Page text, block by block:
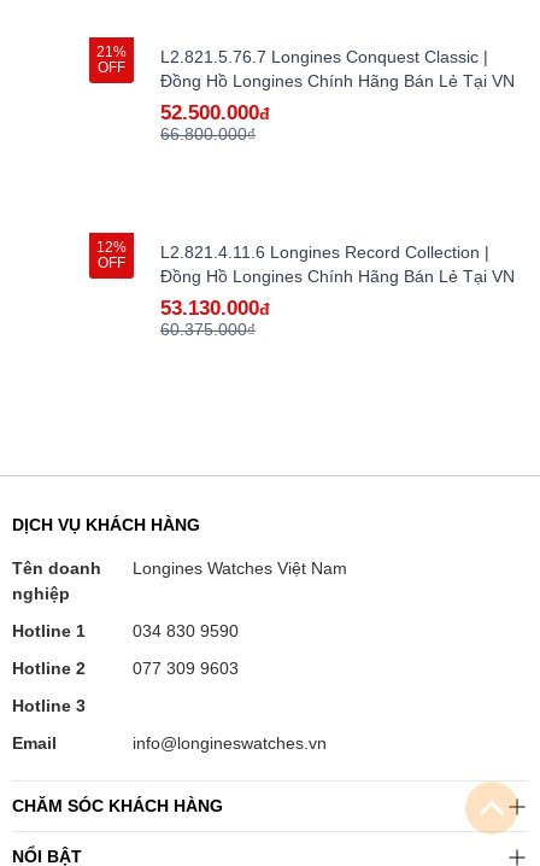
21%
OFF
L2.821.5.76.7 Longines Conquest Classic |
Đồng Hồ Longines Chính Hãng Bán Lẻ Tại VN
52.500.000đ
66.800.000₫
12%
OFF
L2.821.4.11.6 Longines Record Collection |
Đồng Hồ Longines Chính Hãng Bán Lẻ Tại VN
53.130.000đ
60.375.000₫
NỔI BẬT
CHĂM SÓC KHÁCH HÀNG
DỊCH VỤ KHÁCH HÀNG
Tên doanh
nghiệp
Longines Watches Việt Nam
Hotline 1
034 830 9590
Hotline 2
077 309 9603
Hotline 3
Email
info@longineswatches.vn